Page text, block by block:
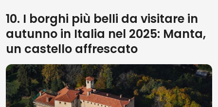
10. I borghi più belli da visitare in
autunno in Italia nel 2025: Manta,
un castello affrescato